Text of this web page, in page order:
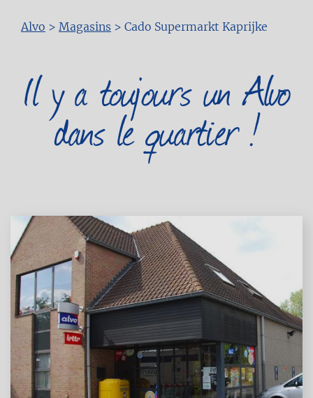
Fil
d'Ariane
Alvo > Magasins > Cado Supermarkt Kaprijke
Il y a toujours un Alvo
dans le quartier !